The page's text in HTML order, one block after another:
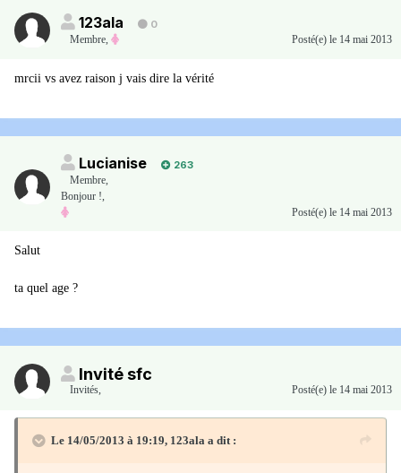
123ala
0
Membre, Posté(e) le 14 mai 2013
mrcii vs avez raison j vais dire la vérité
Lucianise
263
Membre,
Bonjour !,
Posté(e) le 14 mai 2013
Salut
ta quel age ?
Invité sfc
Invités, Posté(e) le 14 mai 2013
Le 14/05/2013 à 19:19, 123ala a dit :